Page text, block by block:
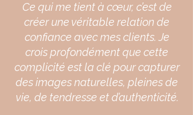
Ce qui me tient à cœur, c’est de
créer une véritable relation de
confiance avec mes clients. Je
crois profondément que cette
complicité est la clé pour capturer
des images naturelles, pleines de
vie, de tendresse et d’authenticité.